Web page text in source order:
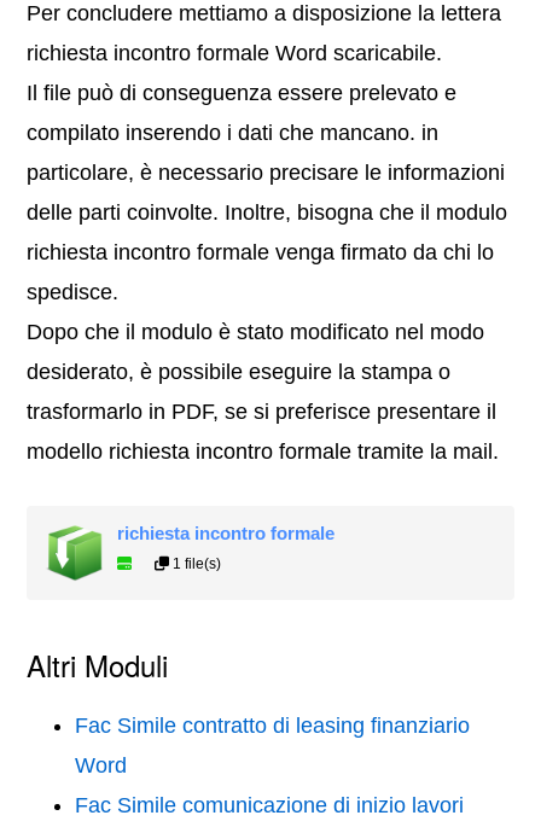
Per concludere mettiamo a disposizione la lettera
richiesta incontro formale Word scaricabile.
Il file può di conseguenza essere prelevato e
compilato inserendo i dati che mancano. in
particolare, è necessario precisare le informazioni
delle parti coinvolte. Inoltre, bisogna che il modulo
richiesta incontro formale venga firmato da chi lo
spedisce.
Dopo che il modulo è stato modificato nel modo
desiderato, è possibile eseguire la stampa o
trasformarlo in PDF, se si preferisce presentare il
modello richiesta incontro formale tramite la mail.
richiesta incontro formale
1 file(s)
Altri Moduli
Fac Simile contratto di leasing finanziario
Word
Fac Simile comunicazione di inizio lavori